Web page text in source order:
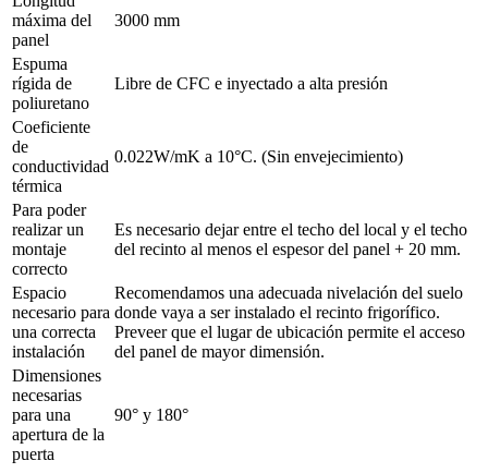
máxima del
panel
3000 mm
Espuma
rígida de
poliuretano
Libre de CFC e inyectado a alta presión
Coeficiente
de
conductividad
térmica
0.022W/mK a 10°C. (Sin envejecimiento)
Para poder
realizar un
montaje
correcto
Es necesario dejar entre el techo del local y el techo
del recinto al menos el espesor del panel + 20 mm.
Espacio
necesario para
una correcta
instalación
Recomendamos una adecuada nivelación del suelo
donde vaya a ser instalado el recinto frigorífico.
Preveer que el lugar de ubicación permite el acceso
del panel de mayor dimensión.
Dimensiones
necesarias
para una
apertura de la
puerta
90° y 180°